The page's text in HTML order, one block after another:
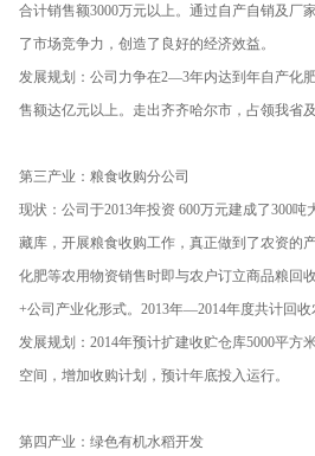
合计销售额3000万元以上。通过自产自销及厂
了市场竞争力，创造了良好的经济效益。
发展规划：公司力争在2—3年内达到年自产化
售额达亿元以上。走出齐齐哈尔市，占领我省
第三产业：粮食收购分公司
现状：公司于2013年投资 600万元建成了300
藏库，开展粮食收购工作，真正做到了农资的
化肥等农用物资销售时即与农户订立商品粮回
+公司产业化形式。2013年—2014年度共计回收
发展规划：2014年预计扩建收贮仓库5000平方
空间，增加收购计划，预计年底投入运行。
第四产业：绿色有机水稻开发